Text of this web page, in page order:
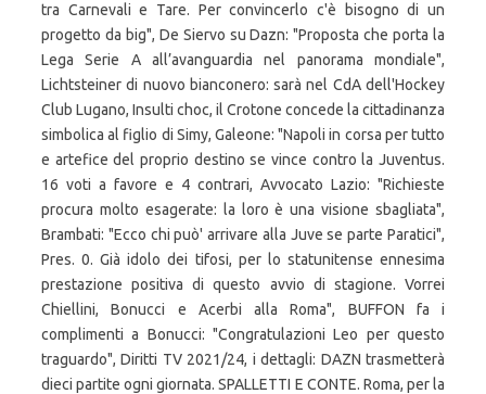
tra Carnevali e Tare. Per convincerlo c'è bisogno di un
progetto da big", De Siervo su Dazn: "Proposta che porta la
Lega Serie A all’avanguardia nel panorama mondiale",
Lichtsteiner di nuovo bianconero: sarà nel CdA dell'Hockey
Club Lugano, Insulti choc, il Crotone concede la cittadinanza
simbolica al figlio di Simy, Galeone: "Napoli in corsa per tutto
e artefice del proprio destino se vince contro la Juventus.
16 voti a favore e 4 contrari, Avvocato Lazio: "Richieste
procura molto esagerate: la loro è una visione sbagliata",
Brambati: "Ecco chi può' arrivare alla Juve se parte Paratici",
Pres. 0. Già idolo dei tifosi, per lo statunitense ennesima
prestazione positiva di questo avvio di stagione. Vorrei
Chiellini, Bonucci e Acerbi alla Roma", BUFFON fa i
complimenti a Bonucci: "Congratulazioni Leo per questo
traguardo", Diritti TV 2021/24, i dettagli: DAZN trasmetterà
dieci partite ogni giornata. SPALLETTI E CONTE. Roma, per la